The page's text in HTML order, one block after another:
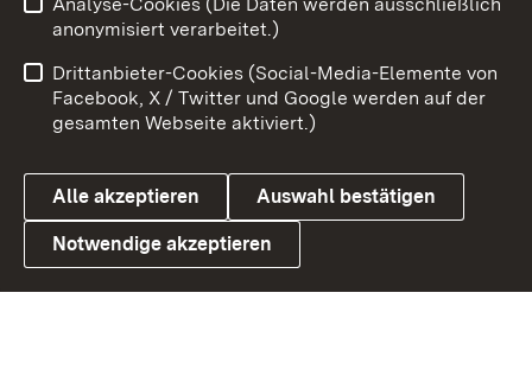
Link zum Landesportal
Benutzungshinweise
Barrierefreiheit
Datenschutz
Cookies
anonymisiert verarbeitet.)
Drittanbieter-Cookies (Social-Media-Elemente von
Facebook, X / Twitter und Google werden auf der
gesamten Webseite aktiviert.)
Alle akzeptieren Auswahl bestätigen
Notwendige akzeptieren